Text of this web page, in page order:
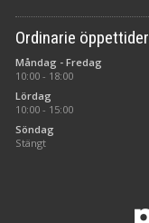
Ordinarie öppettider
Måndag - Fredag
10:00 - 18:00
Lördag
10:00 - 15:00
Söndag
Stängt